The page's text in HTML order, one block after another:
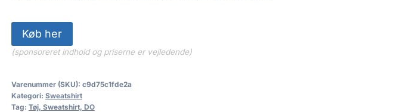
Køb her
(sponsoreret indhold og priserne er vejledende)
Varenummer (SKU): c9d75c1fde2a
Kategori: Sweatshirt
Tag: Tøj, Sweatshirt, DO